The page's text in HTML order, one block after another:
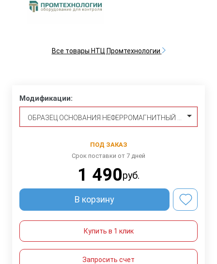
Все товары НТЦ Промтехнологии
Модификации:
ПОД ЗАКАЗ
Срок поставки от 7 дней
1 490руб.
В корзину
Купить в 1 клик
Запросить счет